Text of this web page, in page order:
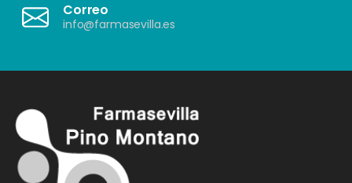
Correo
info@farmasevilla.es